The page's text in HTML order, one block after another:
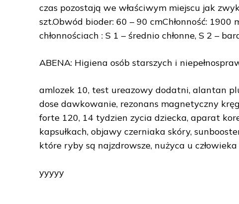
czas pozostają we właściwym miejscu jak
szt.Obwód bioder: 60 – 90 cmChłonność:
chłonnościach : S 1 – średnio chłonne, S 2 –
ABENA: Higiena osób starszych i
amlozek 10, test ureazowy dodatni, alantan
dose dawkowanie, rezonans magnetyczny
forte 120, 14 tydzien zycia dziecka, aparat
kapsułkach, objawy czerniaka skóry,
które ryby są najzdrowsze, nużyca u człowieka
yyyyy